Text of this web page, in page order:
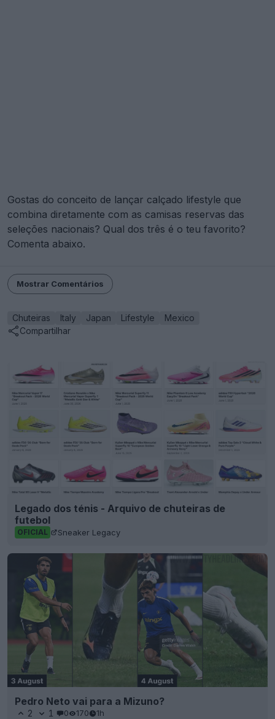
Gostas do conceito de lançar calçado lifestyle que
combina diretamente com as camisas reservas das
seleções nacionais? Qual dos três é o teu favorito?
Comenta abaixo.
Mostrar Comentários
Chuteiras Italy Japan Lifestyle
Mexico
Compartilhar
Legado dos ténis - Arquivo de chuteiras de
futebol
OFICIAL Sneaker Legacy
Pedro Neto vai para a Mizuno?
2 1 0 170 1h